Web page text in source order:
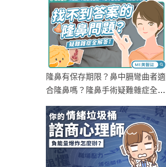
隆鼻有保存期限？鼻中膈彎曲者適
合隆鼻嗎？隆鼻手術疑難雜症全解